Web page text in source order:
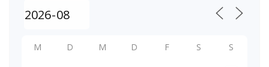
M D M D F S S